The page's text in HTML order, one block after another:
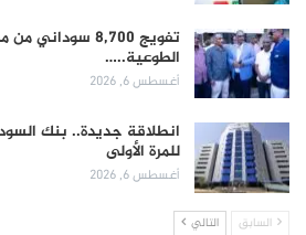
تفويج 8,700
الطوعية..…
أغسطس 6, 2026
انطلاقة جديدة.. بنك
للمرة الأولى
أغسطس 6, 2026
السابق التالي